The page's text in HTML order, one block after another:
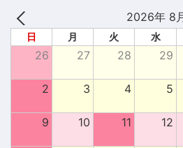
2026年 8
日 月 火 水
26 27 28 29
2 3 4 5
9 10 11 12